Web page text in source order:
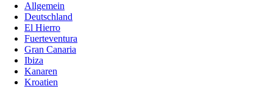
Allgemein
Deutschland
El Hierro
Fuerteventura
Gran Canaria
Ibiza
Kanaren
Kroatien